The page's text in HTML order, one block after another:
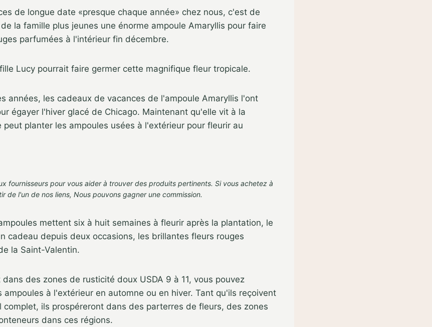
de longue date «presque chaque année» chez nous, c'est de
la famille plus jeunes une énorme ampoule Amaryllis pour faire
parfumées à l'intérieur fin décembre.
Lucy pourrait faire germer cette magnifique fleur tropicale.
années, les cadeaux de vacances de l'ampoule Amaryllis l'ont
égayer l'hiver glacé de Chicago. Maintenant qu'elle vit à la
peut planter les ampoules usées à l'extérieur pour fleurir au
fournisseurs pour vous aider à trouver des produits pertinents. Si vous achetez à
de l'un de nos liens, Nous pouvons gagner une commission.
mettent six à huit semaines à fleurir après la plantation, le
cadeau depuis deux occasions, les brillantes fleurs rouges
la Saint-Valentin.
dans des zones de rusticité doux USDA 9 à 11, vous pouvez
ampoules à l'extérieur en automne ou en hiver. Tant qu'ils reçoivent
complet, ils prospéreront dans des parterres de fleurs, des zones
dans ces régions.